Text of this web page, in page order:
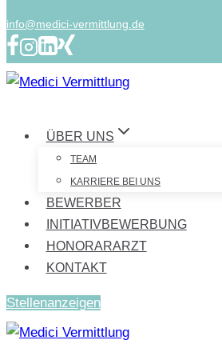
info@medici-vermittlung.de
ÜBER UNS
TEAM
KARRIERE BEI UNS
BEWERBER
INITIATIVBEWERBUNG
HONORARARZT
KONTAKT
Stellenanzeigen